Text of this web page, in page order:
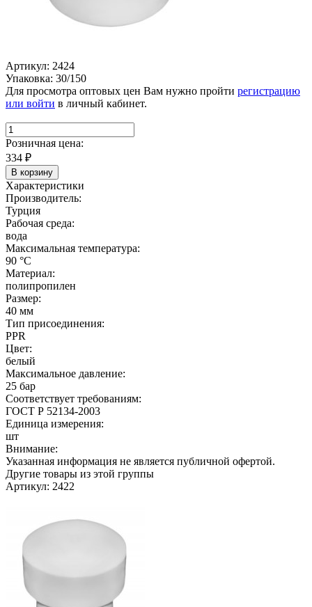
Артикул: 2424
Упаковка: 30/150
Для просмотра оптовых цен Вам нужно пройти регистрацию
или войти в личный кабинет.
Розничная цена:
334 ₽
В корзину
Характеристики
Производитель:
Турция
Рабочая среда:
вода
Максимальная температура:
90 °C
Материал:
полипропилен
Размер:
40 мм
Тип присоединения:
PPR
Цвет:
белый
Максимальное давление:
25 бар
Соответствует требованиям:
ГОСТ Р 52134-2003
Единица измерения:
шт
Внимание:
Указанная информация не является публичной офертой.
Другие товары из этой группы
Артикул: 2422